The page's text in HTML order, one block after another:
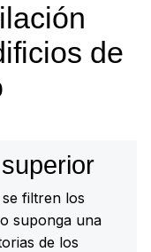
de
filtren los
suponga una
de los